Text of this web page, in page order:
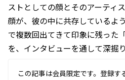
ストとしての顔とそのアーティ
顔が、彼の中に共存しているよ
で複数回出てきて印象に残った
を、インタビューを通して深掘
この記事は会員限定です。登録